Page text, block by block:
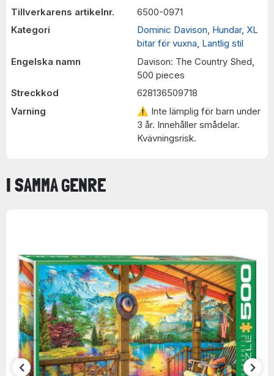
Tillverkarens artikelnr.
6500-0971
Kategori
Dominic Davison, Hundar, XL
bitar för vuxna, Lantlig stil
Engelska namn
Davison: The Country Shed,
500 pieces
Streckkod
628136509718
Varning
⚠ Inte lämplig för barn under
3 år. Innehåller smådelar.
Kvävningsrisk.
I SAMMA GENRE